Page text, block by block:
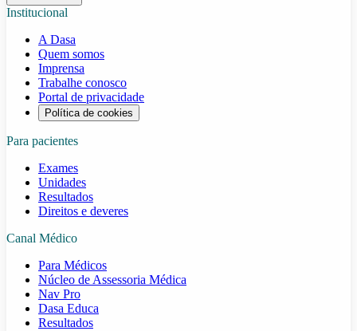
Institucional
A Dasa
Quem somos
Imprensa
Trabalhe conosco
Portal de privacidade
Política de cookies
Para pacientes
Exames
Unidades
Resultados
Direitos e deveres
Canal Médico
Para Médicos
Núcleo de Assessoria Médica
Nav Pro
Dasa Educa
Resultados